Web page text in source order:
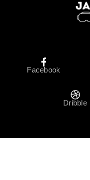
Facebook
Dribble